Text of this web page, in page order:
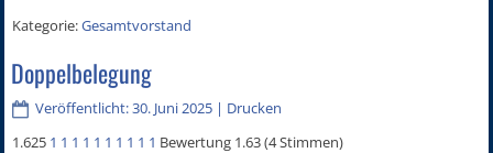
Kategorie:Gesamtvorstand
Doppelbelegung
Veröffentlicht: 30. Juni 2025 | Drucken
1.625 1 1 1 1 1 1 1 1 1 1 Bewertung 1.63 (4 Stimmen)